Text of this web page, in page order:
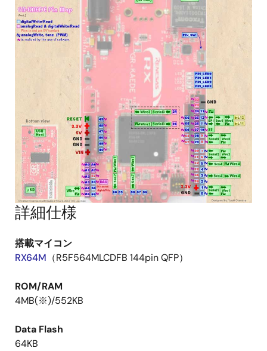
詳細仕様
搭載マイコン
RX64M （R5F564MLCDFB 144pin QFP）
ROM/RAM
4MB(※)/552KB
Data Flash
64KB